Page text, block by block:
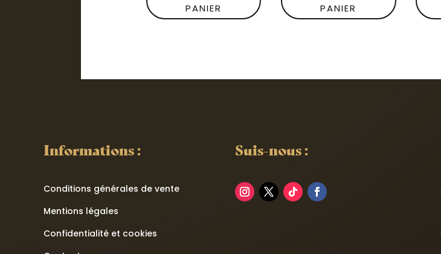
PANIER
PANIER
Informations :
Conditions générales de vente
Mentions légales
Confidentialité et cookies
Suis-nous :